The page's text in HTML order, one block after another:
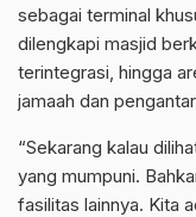
sebagai terminal
dilengkapi masjid
terintegrasi, hingga
jamaah dan
“Sekarang kalau
yang mumpuni.
fasilitas lainnya. Kita